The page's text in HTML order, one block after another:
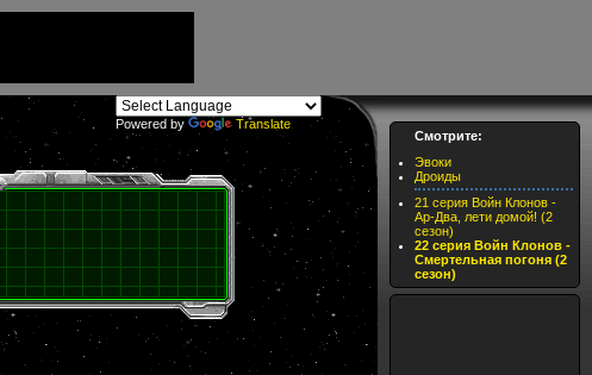
Powered by
Translate
Смотрите:
Эвоки
Дроиды
21 серия Войн Клонов -
Ар-Два, лети домой! (2
сезон)
22 серия Войн Клонов -
Смертельная погоня (2
сезон)